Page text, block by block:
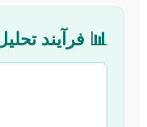
📊 فرآیند